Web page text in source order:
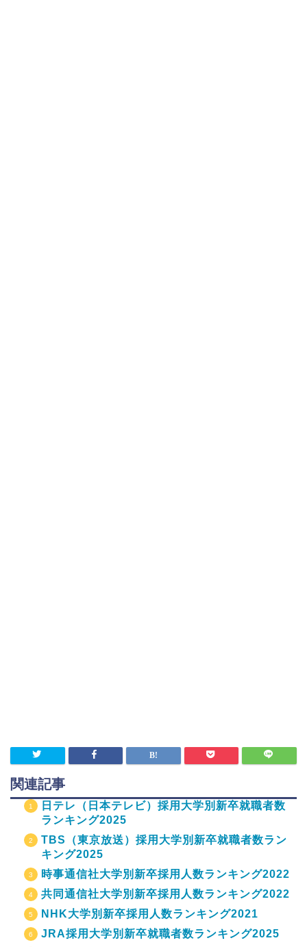
関連記事
日テレ（日本テレビ）採用大学別新卒就職者数
ランキング2025
TBS（東京放送）採用大学別新卒就職者数ラン
キング2025
時事通信社大学別新卒採用人数ランキング2022
共同通信社大学別新卒採用人数ランキング2022
NHK大学別新卒採用人数ランキング2021
JRA採用大学別新卒就職者数ランキング2025